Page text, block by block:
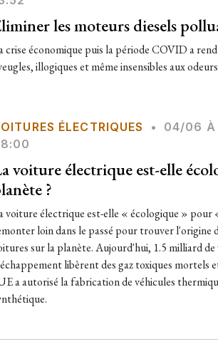
les moteurs diesels
crise économique puis la période COVID a
illogiques et même insensibles aux
ÉLECTRIQUES •
04/06 À
voiture électrique est-elle
?
voiture électrique est-elle « écologique » pour
loin dans le passé pour trouver
sur la planète. Aujourd'hui, 1.5 milliard
libèrent des gaz toxiques mortels
a autorisé la fabrication de véhicules